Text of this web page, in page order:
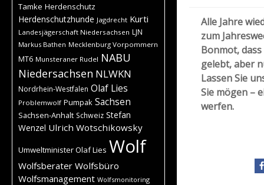
Tamke Herdenschutz
Herdenschutzhunde Jagdrecht Kurti
Landesjägerschaft Niedersachsen LJN
Markus Bathen Mecklenburg Vorpommern
MT6 Munsteraner Rudel NABU
Niedersachsen NLWKN
Nordrhein-Westfalen Olaf Lies
Problemwolf Pumpak Sachsen
Sachsen-Anhalt Schweiz Stefan
Wenzel Ulrich Wotschikowsky
Umweltminister Olaf Lies Wolf
Wolfsberater Wolfsbüro
Wolfsmanagement Wolfsmonitoring
Alle Jahre
zum
Bonmot,
gelebt, aber
Lassen Sie
Sie mögen –
werfen.